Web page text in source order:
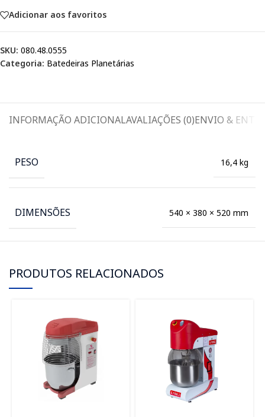
Adicionar aos favoritos
SKU: 080.48.0555
Categoria: Batedeiras Planetárias
INFORMAÇÃO ADICIONALAVALIAÇÕES (0)ENVIO &
PESO 16,4 kg
DIMENSÕES 540 × 380 × 520 mm
PRODUTOS RELACIONADOS